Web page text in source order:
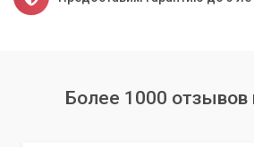
Более 1000 отзывов